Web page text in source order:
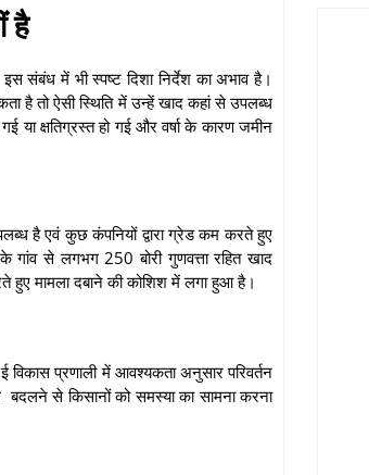
है
संबंध में भी स्पष्ट दिशा निर्देश का अभाव है।
है तो ऐसी स्थिति में उन्हें खाद कहां से उपलब्ध
या क्षतिग्रस्त हो गई और वर्षा के कारण जमीन
है एवं कुछ कंपनियों द्वारा ग्रेड कम करते हुए
से लगभग 250 बोरी गुणवत्ता रहित खाद
हुए मामला दबाने की कोशिश में लगा हुआ है।
विकास प्रणाली में आवश्यकता अनुसार परिवर्तन
बदलने से किसानों को समस्या का सामना करना